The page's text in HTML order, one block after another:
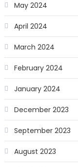
May 2024
April 2024
March 2024
February 2024
January 2024
December 2023
September 2023
August 2023